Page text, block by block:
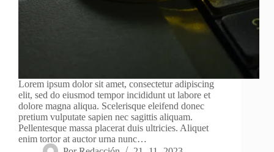
Lorem ipsum dolor sit amet, consectetur adipiscing
elit, sed do eiusmod tempor incididunt ut labore et
dolore magna aliqua. Scelerisque eleifend donec
pretium vulputate sapien nec sagittis aliquam.
Pellentesque massa placerat duis ultricies. Aliquet
enim tortor at auctor urna nunc…